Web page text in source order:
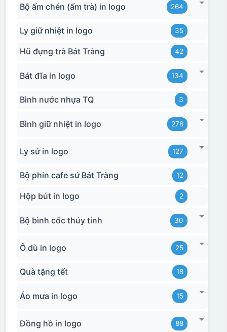
Bộ ấm chén (ấm trà) in logo 264
Ly giữ nhiệt in logo 35
Hũ đựng trà Bát Tràng 42
Bát đĩa in logo 134
Bình nước nhựa TQ 3
Bình giữ nhiệt in logo 276
Ly sứ in logo 127
Bộ phin cafe sứ Bát Tràng 12
Hộp bút in logo 2
Bộ bình cốc thủy tinh 30
Ô dù in logo 25
Quà tặng tết 18
Áo mưa in logo 15
Đồng hồ in logo 88